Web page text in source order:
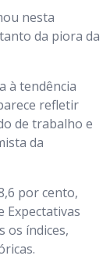
nesta
da piora da
à tendência
refletir
de trabalho e
da
por cento,
Expectativas
os índices,